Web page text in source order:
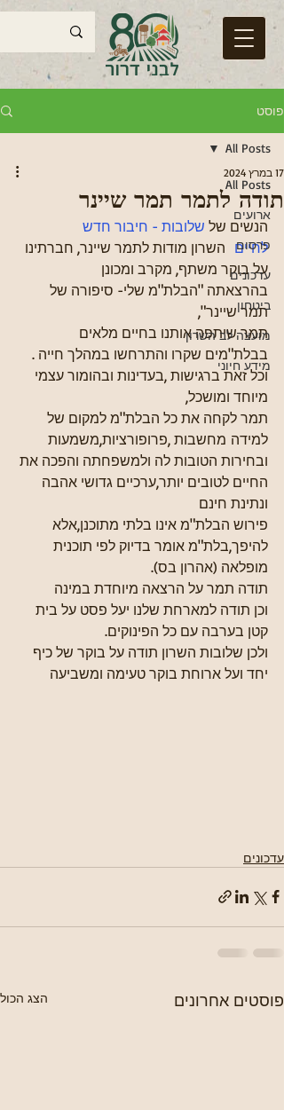
פוסט
All Posts
ארועים
פרסום
עדכונים
ביטחון
מועצה לב השרון
מידע חיוני
All Posts
תודה לתמר תמר שיינר
17 במרץ 2024
הנשים של שלובות - חיבור חדש
לחיים השרון מודות לתמר שיינר, חברתינו
על בוקר משתף, מקרב ומכונן
בהרצאתה "הבלת"מ שלי- סיפורה של
תמר שיינר",
תמר שיתפה אותנו בחיים מלאים
בבלת"מים שקרו והתרחשו במהלך חייה .
וכל זאת ברגישות ,בעדינות ובהומור עצמי
מיוחד ומושכל,
תמר לקחה את כל הבלת"מ למקום של
למידה מחשבות ,פרופורציות,משמעות
ובחירות הטובות לה ולמשפחתה והפכה את
החיים לטובים יותר,ערכיים גדושי אהבה
ונתינת חינם
פירוש הבלת"מ אינו בלתי מתוכנן,אלא
להיפך,בלת"מ אומר בדיוק לפי תוכנית
מופלאה (אהרון בס).
תודה תמר על הרצאה מיוחדת במינה
וכן תודה למארחת שלנו יעל פסט על בית
קטן בערבה עם כל הפינוקים.
ולכן שלובות השרון תודה על בוקר של כיף
יחד ועל ארוחת בוקר טעימה ומשביעה
עדכונים
פוסטים אחרונים הצג הכול